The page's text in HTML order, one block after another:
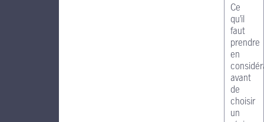
Ce
qu’il
faut
prendre
en
avant
de
choisir
un